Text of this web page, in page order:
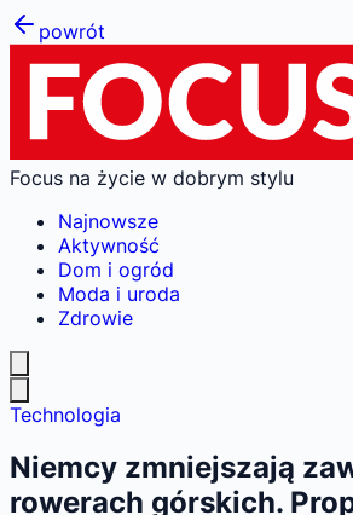
powrót
Focus na życie w dobrym stylu
Najnowsze
Aktywność
Dom i ogród
Moda i uroda
Zdrowie
Technologia
Niemcy zmniejszają
rowerach górskich.